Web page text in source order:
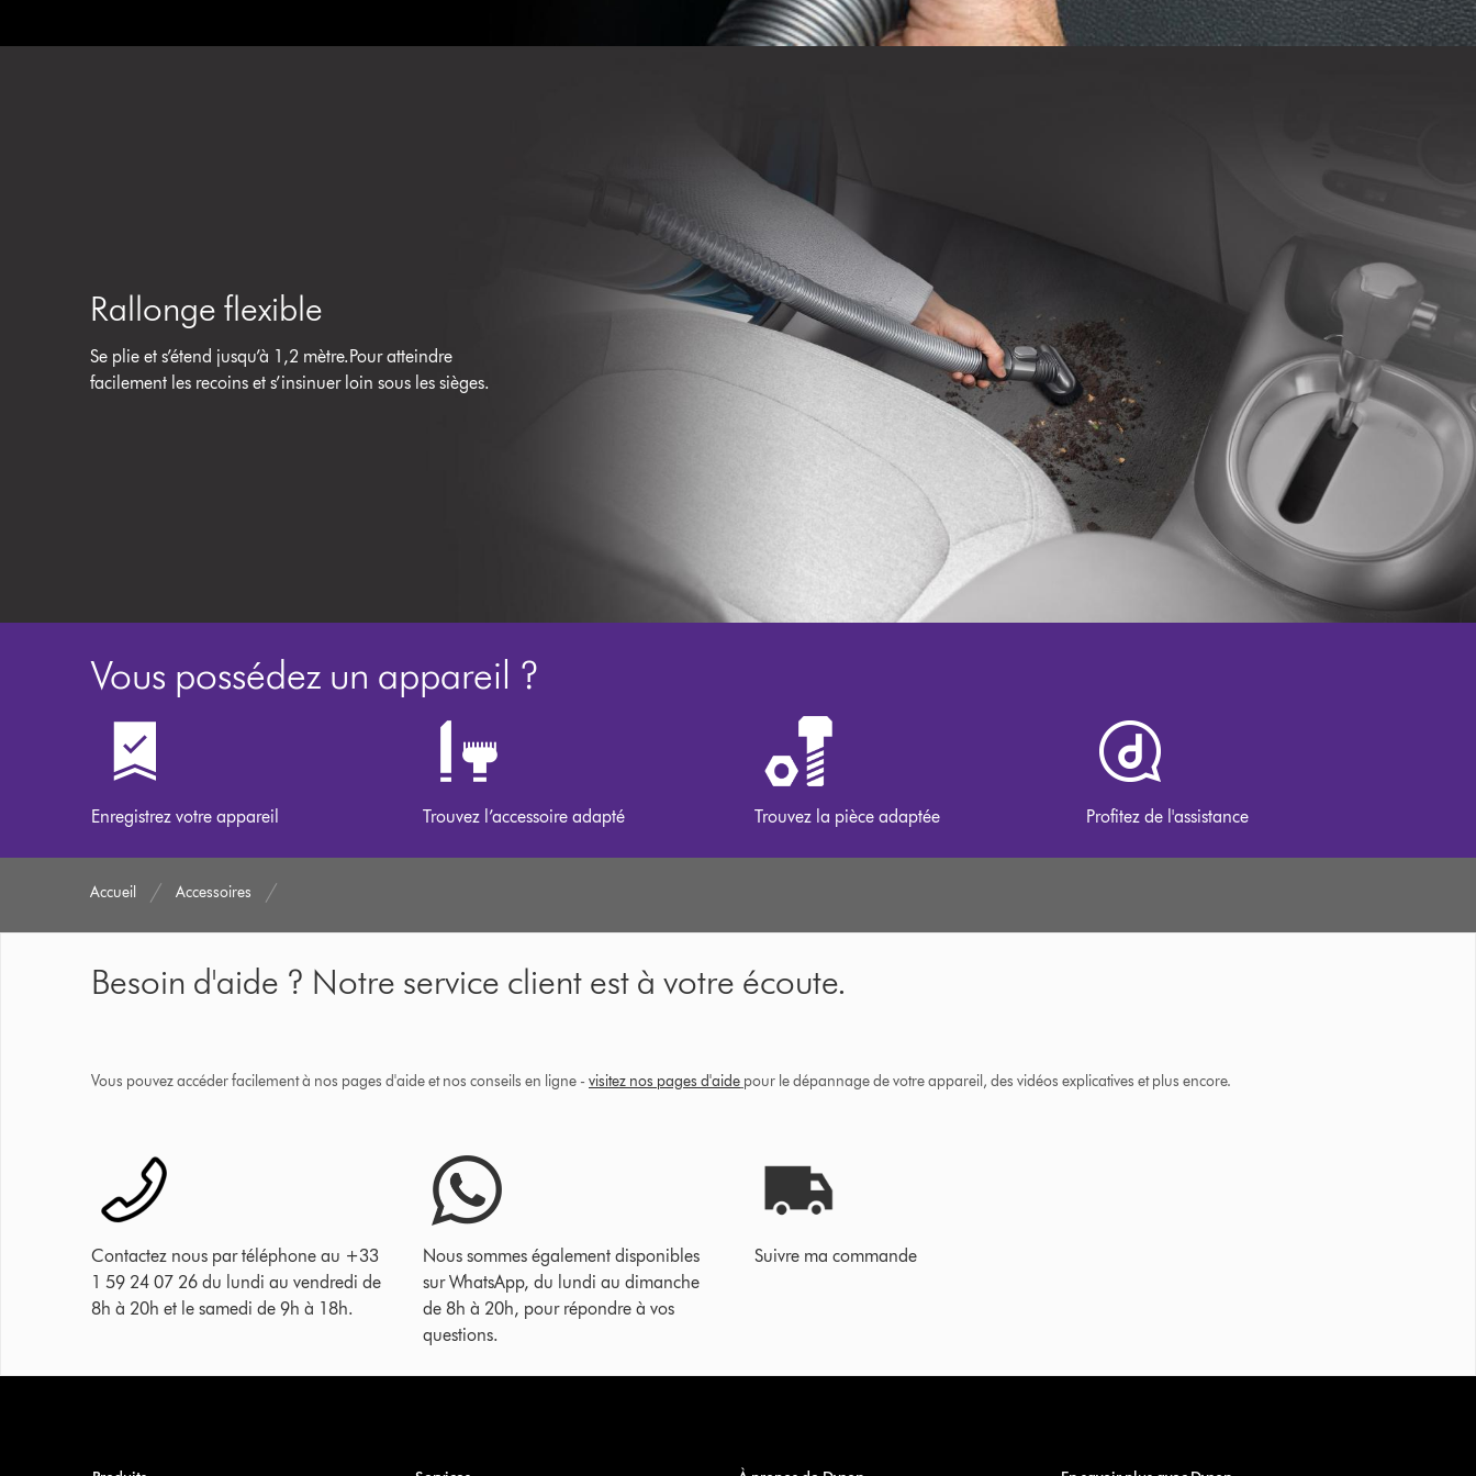
Rallonge flexible
Se plie et s’étend jusqu’à 1,2 mètre.Pour atteindre
facilement les recoins et s’insinuer loin sous les sièges.
Vous possédez un appareil ?
Enregistrez votre appareil Trouvez l’accessoire adapté Trouvez la pièce adaptée Profitez de l'assistance
Accueil Accessoires
Besoin d'aide ? Notre service client est à votre écoute.
Vous pouvez accéder facilement à nos pages d'aide et nos conseils en ligne - visitez nos pages d'aide pour le dépannage de votre appareil, des vidéos explicatives et plus encore.
Contactez nous par téléphone au +33
1 59 24 07 26 du lundi au vendredi de
8h à 20h et le samedi de 9h à 18h.
Nous sommes également disponibles
sur WhatsApp, du lundi au dimanche
de 8h à 20h, pour répondre à vos
questions.
Suivre ma commande